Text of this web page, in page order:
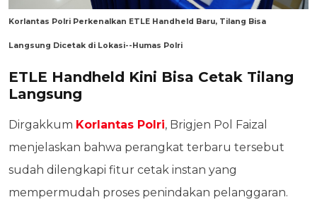
Korlantas Polri Perkenalkan ETLE Handheld Baru, Tilang Bisa
Langsung Dicetak di Lokasi--Humas Polri
ETLE Handheld Kini Bisa Cetak Tilang
Langsung
Dirgakkum Korlantas Polri, Brigjen Pol Faizal
menjelaskan bahwa perangkat terbaru tersebut
sudah dilengkapi fitur cetak instan yang
mempermudah proses penindakan pelanggaran.